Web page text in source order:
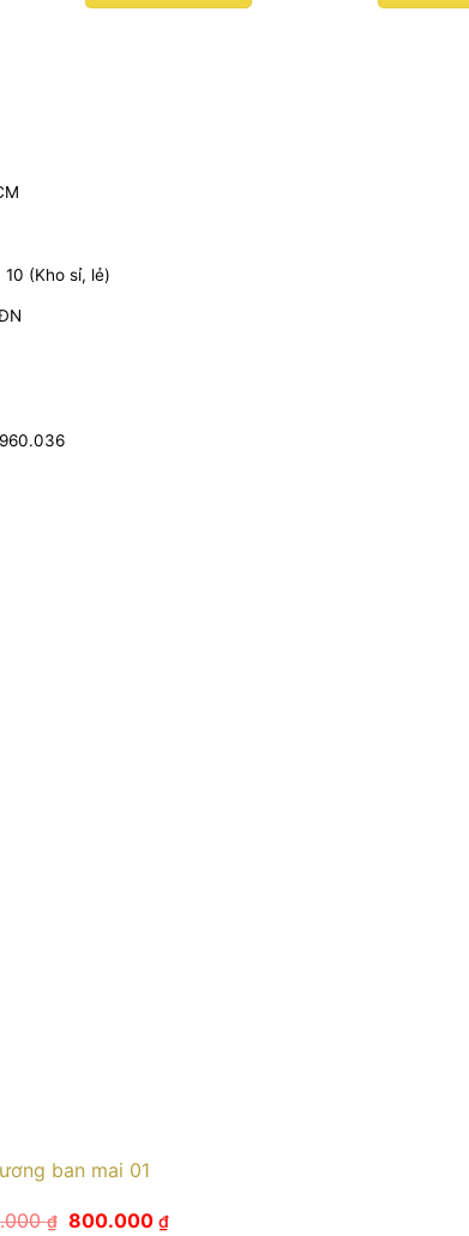
(Kho sỉ, lẻ)
ban mai 01
₫ Giá
800.000₫Giá